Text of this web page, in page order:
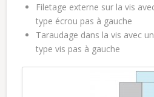
Filetage externe sur la vis
type écrou pas à gauche
Taraudage dans la vis avec
type vis pas à gauche